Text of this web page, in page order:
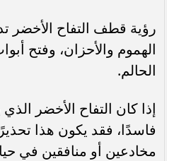
رؤية قطف التفاح الأخضر
الهموم والأحزان، وفتح
الحالم.
إذا كان التفاح الأخضر
فاسدًا، فقد يكون هذا
مخادعين أو منافقين في